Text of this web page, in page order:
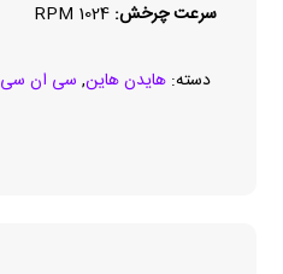
سرعت چرخش:1024 RPM
دسته:هایدن هاین, سی ان سی